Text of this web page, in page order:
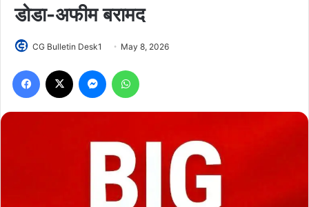
डोडा-अफीम बरामद
CG Bulletin Desk1 May 8, 2026
Facebook Messenger